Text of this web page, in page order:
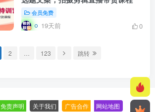
会员免费
19天前 0
2 123 跳转
免责声明 关于我们 广告合作 网站地图